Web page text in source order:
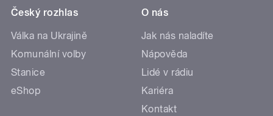
Český rozhlas
Válka na Ukrajině
Komunální volby
Stanice
eShop
O nás
Jak nás naladíte
Nápověda
Lidé v rádiu
Kariéra
Kontakt